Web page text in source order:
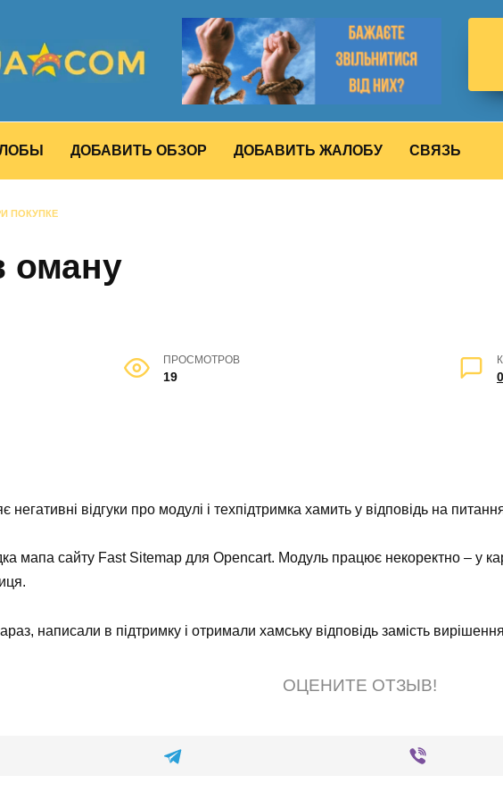
ДОБАВИТЬ ОБЗОР ДОБАВИТЬ ЖАЛОБУ СВЯЗЬ
ПОКУПКЕ
оману
ПРОСМОТРОВ
19 0
відгуки про модулі і техпідтримка хамить у відповідь на
мапа сайту Fast Sitemap для Opencart. Модуль працює некоректно – у
написали в підтримку і отримали хамську відповідь замість
ОЦЕНИТЕ ОТЗЫВ!